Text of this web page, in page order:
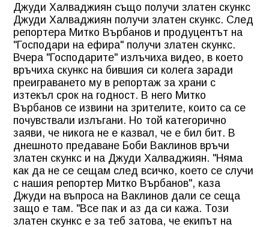
Джуди Халваджиян също получи златен скункс
Джуди Халваджиян получи златен скункс. След
репортера Митко Върбанов и продуцентът на
"Господари на ефира" получи златен скункс.
Вчера "Господарите" излъчиха видео, в което
връчиха скункс на бившия си колега заради
преиграването му в репортаж за храни с
изтекъл срок на годност. В него Митко
Върбанов се извини на зрителите, които са се
почувствали излъгани. Но той категорично
заяви, че никога не е казвал, че е бил бит. В
днешното предаване Боби Ваклинов връчи
златен скункс и на Джуди Халваджиян. "Няма
как да не се сещам след всичко, което се случи
с нашия репортер Митко Върбанов", каза
Джуди на въпроса на Ваклинов дали се сеща
защо е там. "Все пак и аз да си кажа. Този
златен скункс е за теб затова, че екипът на